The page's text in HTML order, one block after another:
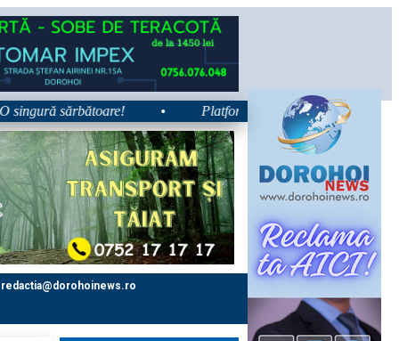
sărbătoare! • Platforma e-Sănătatea Mea devine
redactia@dorohoinews.ro